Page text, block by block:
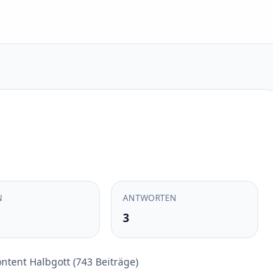
ANTWORTEN
3
Halbgott (743 Beiträge)